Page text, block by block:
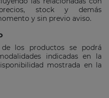
stock y demás
y sin previo aviso.
los productos se podrá
indicadas en la
mostrada en la